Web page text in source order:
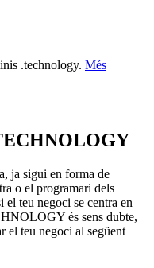
.technology. Més
ja sigui en forma de
o el programari dels
el teu negoci se centra en
és sens dubte,
el teu negoci al següent